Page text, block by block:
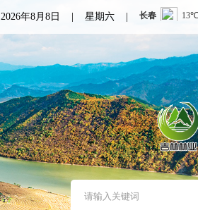
2026年8月8日 | 星期六 |